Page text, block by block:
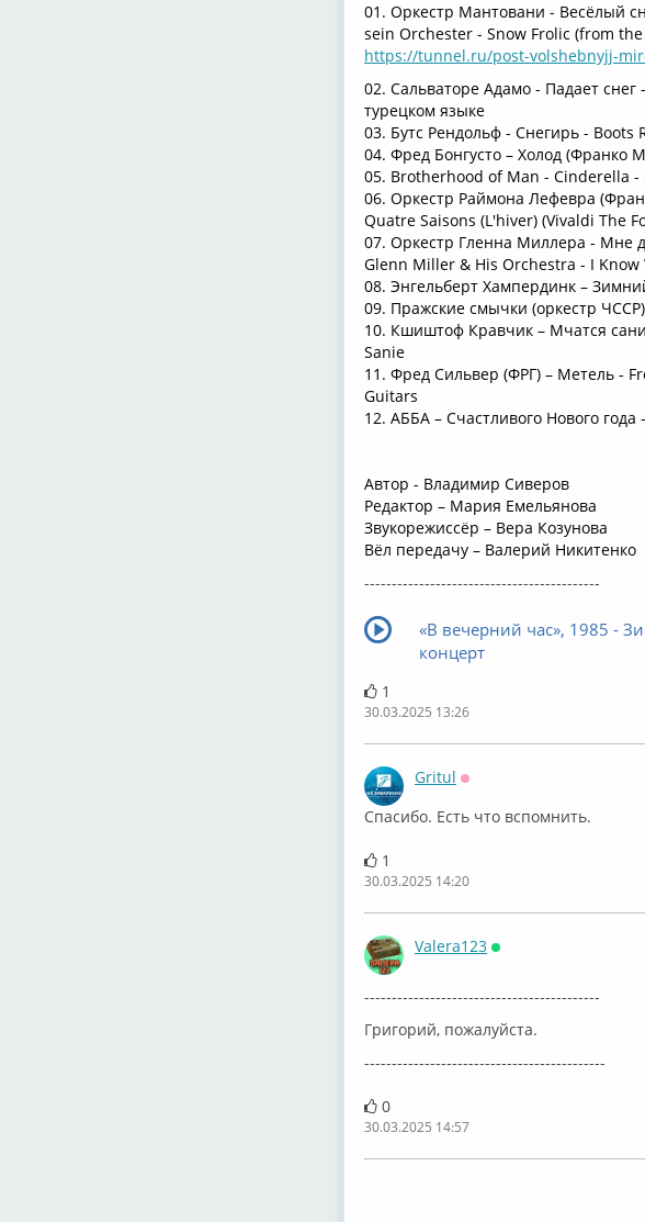
01. Оркестр Мантовани - Весёлый
sein Orchester - Snow Frolic (from
https://tunnel.ru/post-volshebnyjj-
02. Сальваторе Адамо - Падает
турецком языке
03. Бутс Рендольф - Снегирь - Boots
04. Фред Бонгусто – Холод (Франко
05. Brotherhood of Man - Cinderella -
06. Оркестр Раймона Лефевра
Quatre Saisons (L'hiver) (Vivaldi The
07. Оркестр Гленна Миллера - Мне
Glenn Miller & His Orchestra - I Know
08. Энгельберт Хампердинк –
09. Пражские смычки (оркестр
10. Кшиштоф Кравчик – Мчатся сани
Sanie
11. Фред Сильвер (ФРГ) – Метель -
Guitars
12. АББА – Счастливого Нового года
Автор - Владимир Сиверов
Редактор – Мария Емельянова
Звукорежиссёр – Вера Козунова
Вёл передачу – Валерий Никитенко
-------------------------------------------
«В вечерний час», 1985 -
концерт
1
30.03.2025 13:26
Gritul
Спасибо. Есть что вспомнить.
1
30.03.2025 14:20
Valera123
-------------------------------------------
Григорий, пожалуйста.
--------------------------------------------
0
30.03.2025 14:57